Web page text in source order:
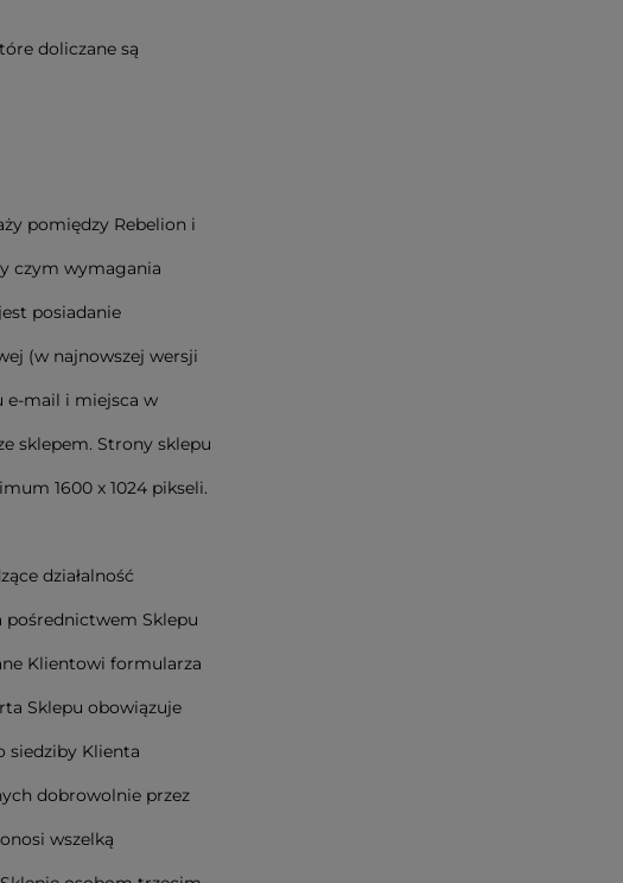
doliczane są
pomiędzy Rebelion i
czym wymagania
posiadanie
(w najnowszej wersji
e-mail i miejsca w
sklepem. Strony sklepu
1600 x 1024 pikseli.
działalność
pośrednictwem Sklepu
Klientowi formularza
Sklepu obowiązuje
siedziby Klienta
dobrowolnie przez
wszelką